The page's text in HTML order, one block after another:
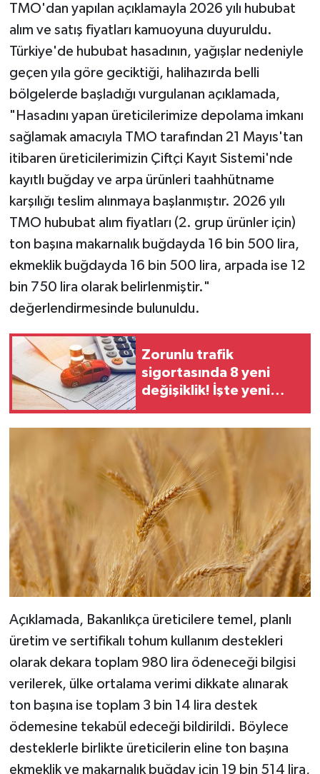
TMO'dan yapılan açıklamayla 2026 yılı hububat
alım ve satış fiyatları kamuoyuna duyuruldu.
Türkiye'de hububat hasadının, yağışlar nedeniyle
geçen yıla göre geciktiği, halihazırda belli
bölgelerde başladığı vurgulanan açıklamada,
"Hasadını yapan üreticilerimize depolama imkanı
sağlamak amacıyla TMO tarafından 21 Mayıs'tan
itibaren üreticilerimizin Çiftçi Kayıt Sistemi'nde
kayıtlı buğday ve arpa ürünleri taahhütname
karşılığı teslim alınmaya başlanmıştır. 2026 yılı
TMO hububat alım fiyatları (2. grup ürünler için)
ton başına makarnalık buğdayda 16 bin 500 lira,
ekmeklik buğdayda 16 bin 500 lira, arpada ise 12
bin 750 lira olarak belirlenmiştir."
değerlendirmesinde bulunuldu.
Zorunlu trafik
sigortasında 8 yeni
değişiklik! İşte yeni
detayları…
Açıklamada, Bakanlıkça üreticilere temel, planlı
üretim ve sertifikalı tohum kullanım destekleri
olarak dekara toplam 980 lira ödeneceği bilgisi
verilerek, ülke ortalama verimi dikkate alınarak
ton başına ise toplam 3 bin 14 lira destek
ödemesine tekabül edeceği bildirildi. Böylece
desteklerle birlikte üreticilerin eline ton başına
ekmeklik ve makarnalık buğday için 19 bin 514 lira,